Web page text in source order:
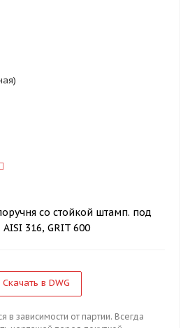
со стойкой штамп. под
316, GRIT 600
Скачать в DWG
в зависимости от партии. Всегда